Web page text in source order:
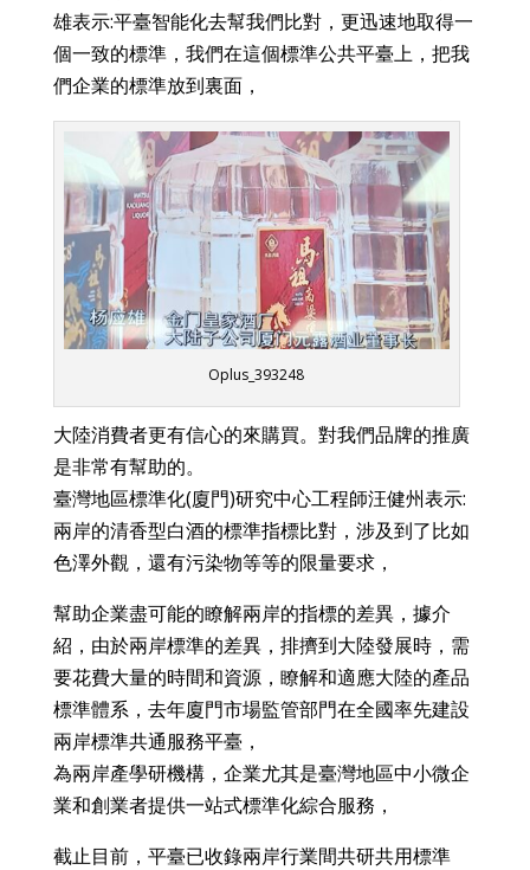
雄表示:平臺智能化去幫我們比對，更迅速地取得一
個一致的標準，我們在這個標準公共平臺上，把我
們企業的標準放到裏面，
Oplus_393248
大陸消費者更有信心的來購買。對我們品牌的推廣
是非常有幫助的。
臺灣地區標準化(廈門)研究中心工程師汪健州表示:
兩岸的清香型白酒的標準指標比對，涉及到了比如
色澤外觀，還有污染物等等的限量要求，
幫助企業盡可能的瞭解兩岸的指標的差異，據介
紹，由於兩岸標準的差異，排擠到大陸發展時，需
要花費大量的時間和資源，瞭解和適應大陸的產品
標準體系，去年廈門市場監管部門在全國率先建設
兩岸標準共通服務平臺，
為兩岸產學研機構，企業尤其是臺灣地區中小微企
業和創業者提供一站式標準化綜合服務，
截止目前，平臺已收錄兩岸行業間共研共用標準